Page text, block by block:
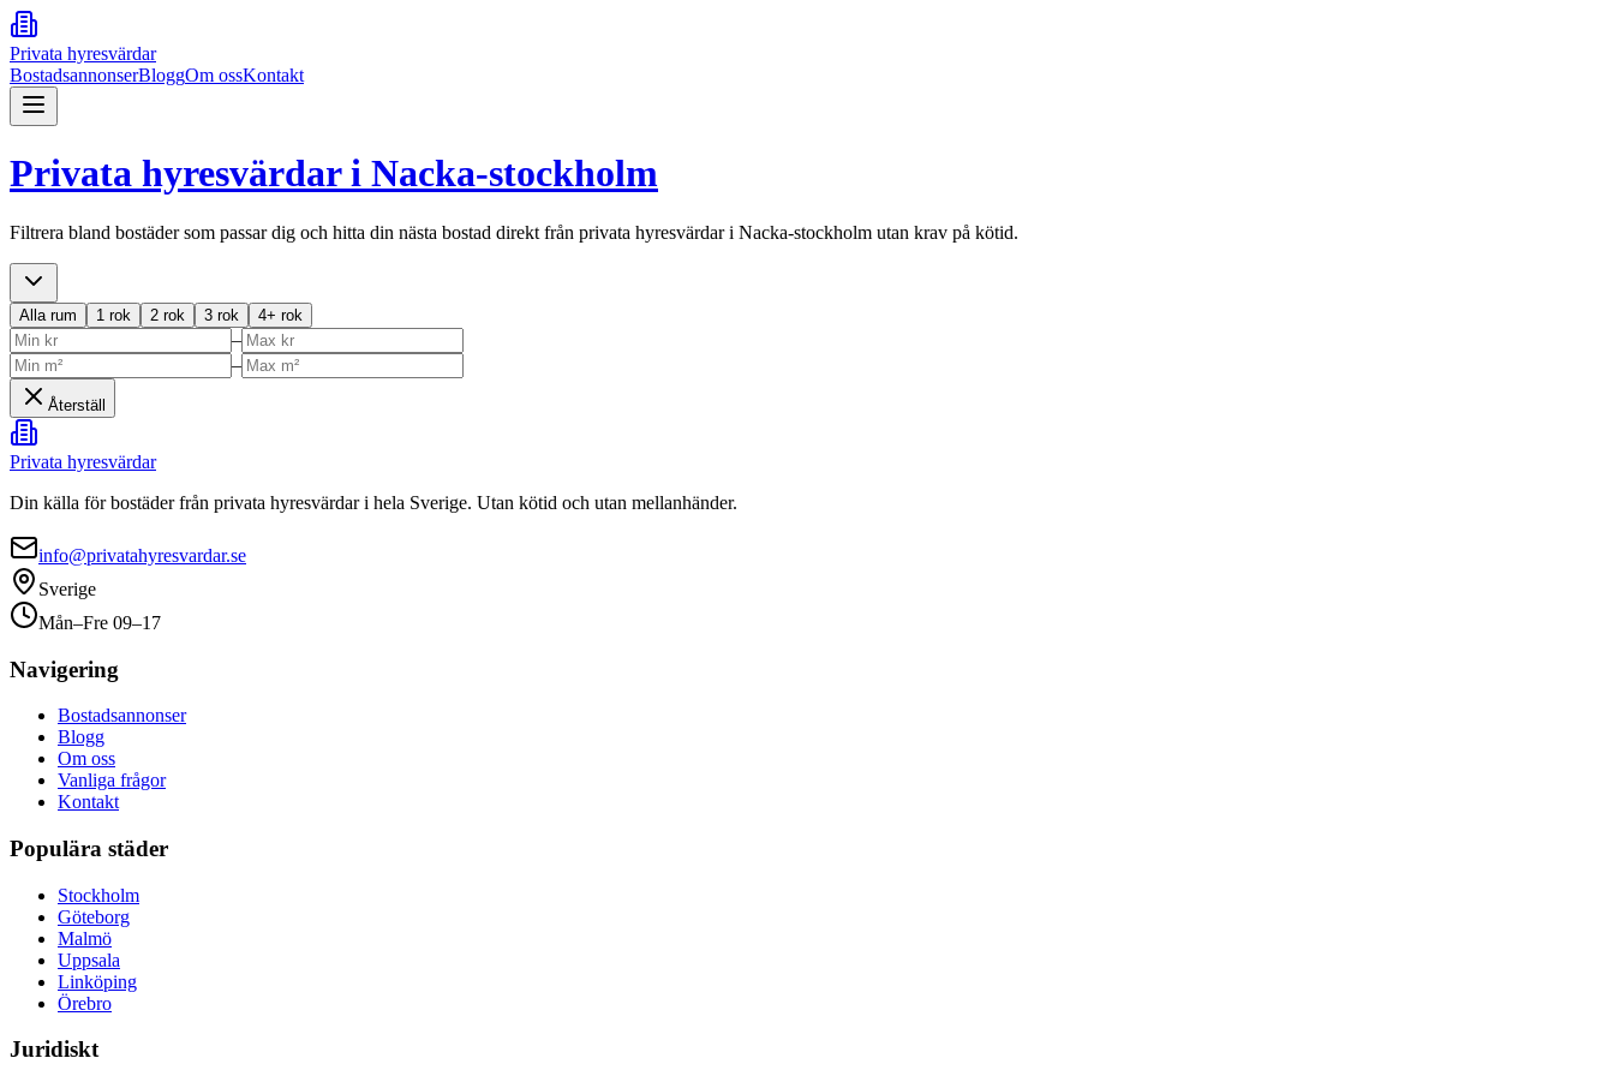
Privata hyresvärdar
BostadsannonserBloggOm ossKontakt
Privata hyresvärdar i Nacka-stockholm
Filtrera bland bostäder som passar dig och hitta din nästa bostad direkt från privata hyresvärdar i Nacka-stockholm utan krav på kötid.
Alla rum 1 rok 2 rok 3 rok 4+ rok
–
–
Återställ
Privata hyresvärdar
Din källa för bostäder från privata hyresvärdar i hela Sverige. Utan kötid och utan mellanhänder.
info@privatahyresvardar.se
Sverige
Mån–Fre 09–17
Navigering
Bostadsannonser
Blogg
Om oss
Vanliga frågor
Kontakt
Populära städer
Stockholm
Göteborg
Malmö
Uppsala
Linköping
Örebro
Juridiskt